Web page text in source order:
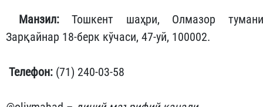
Манзил:Тошкент шаҳри, Олмазор
Зарқайнар 18-берк кўчаси, 47-уй, 100002.
Телефон: (71) 240-03-58